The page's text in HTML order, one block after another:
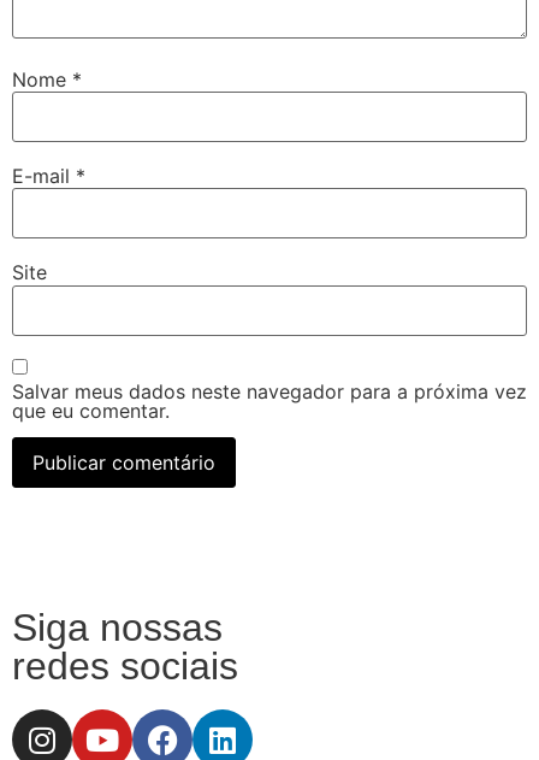
Nome *
E-mail *
Site
Salvar meus dados neste navegador para a próxima vez
que eu comentar.
Siga nossas
redes sociais